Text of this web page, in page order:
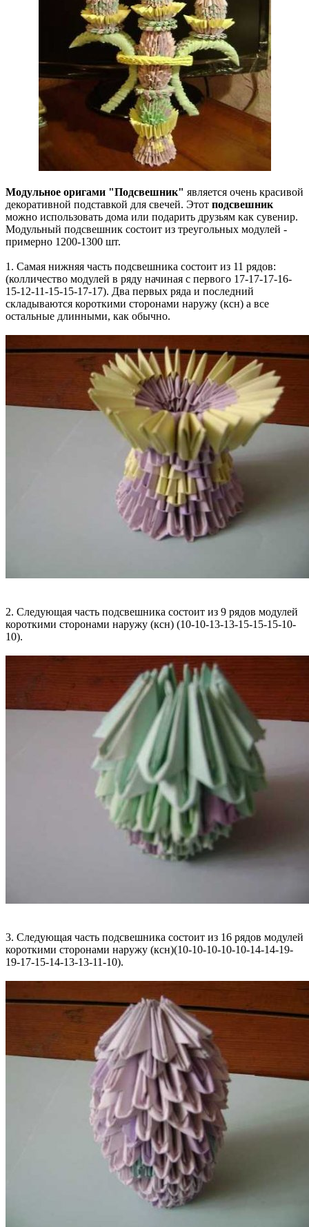
Модульное оригами "Подсвешник" является очень красивой
декоративной подставкой для свечей. Этот подсвешник
можно использовать дома или подарить друзьям как сувенир.
Модульный подсвешник состоит из треугольных модулей -
примерно 1200-1300 шт.
1. Самая нижняя часть подсвешника состоит из 11 рядов:
(колличество модулей в ряду начиная с первого 17-17-17-16-
15-12-11-15-15-17-17). Два первых ряда и последний
складываются короткими сторонами наружу (ксн) а все
остальные длинными, как обычно.
2. Следующая часть подсвешника состоит из 9 рядов модулей
короткими сторонами наружу (ксн) (10-10-13-13-15-15-15-10-
10).
3. Следующая часть подсвешника состоит из 16 рядов модулей
короткими сторонами наружу (ксн)(10-10-10-10-10-14-14-19-
19-17-15-14-13-13-11-10).